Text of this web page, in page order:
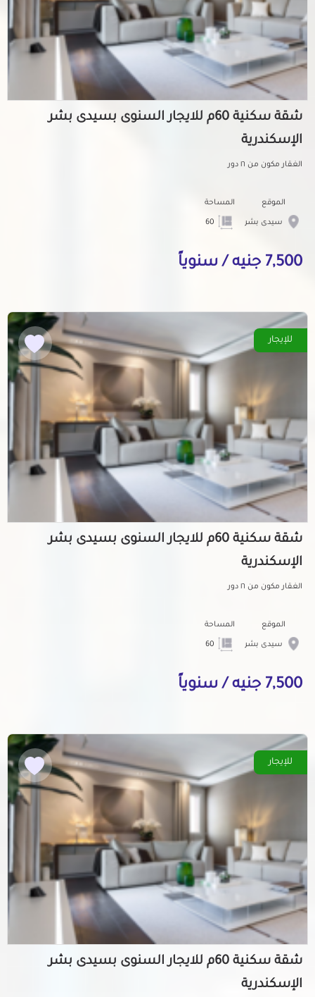
شقة سكنية 60م للايجار السنوى بسيدى بشر
الإسكندرية
الغقار مكون من ١٦ دور
الموقع
سيدى بشر
المساحة
7,500 جنيه / سنوياً
للإيجار
شقة سكنية 60م للايجار السنوى بسيدى بشر
الإسكندرية
الغقار مكون من ١٦ دور
الموقع
سيدى بشر
المساحة
7,500 جنيه / سنوياً
للإيجار
شقة سكنية 60م للايجار السنوى بسيدى بشر
الإسكندرية